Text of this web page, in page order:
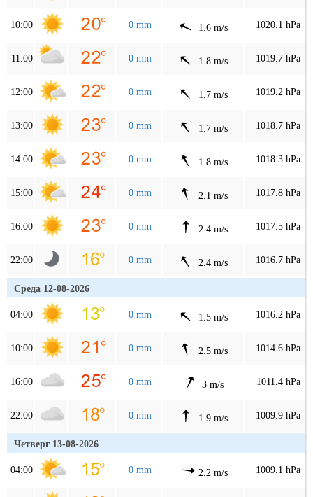
10:00 0 mm 1.6 m/s 1020.1 hPa
11:00 0 mm 1.8 m/s 1019.7 hPa
12:00 0 mm 1.7 m/s 1019.2 hPa
13:00 0 mm 1.7 m/s 1018.7 hPa
14:00 0 mm 1.8 m/s 1018.3 hPa
15:00 0 mm 2.1 m/s 1017.8 hPa
16:00 0 mm 2.4 m/s 1017.5 hPa
22:00 0 mm 2.4 m/s 1016.7 hPa
Среда 12-08-2026
04:00 0 mm 1.5 m/s 1016.2 hPa
10:00 0 mm 2.5 m/s 1014.6 hPa
16:00 0 mm 3 m/s 1011.4 hPa
22:00 0 mm 1.9 m/s 1009.9 hPa
Четверг 13-08-2026
04:00 0 mm 2.2 m/s 1009.1 hPa